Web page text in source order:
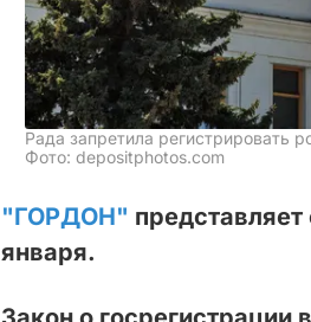
Рада запретила регистрировать
Фото: depositphotos.com
"ГОРДОН"
января.